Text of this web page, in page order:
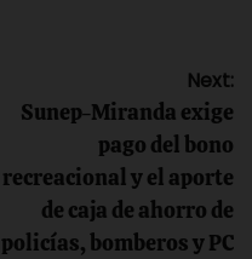
Next:
Sunep-Miranda exige
pago del bono
recreacional y el aporte
de caja de ahorro de
policías, bomberos y PC